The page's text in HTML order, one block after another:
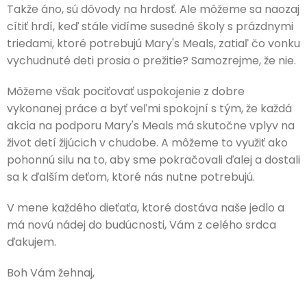
Takže áno, sú dôvody na hrdosť. Ale môžeme sa naozaj
cítiť hrdí, keď stále vidíme susedné školy s prázdnymi
triedami, ktoré potrebujú Mary's Meals, zatiaľ čo vonku
vychudnuté deti prosia o prežitie? Samozrejme, že nie.
Môžeme však pociťovať uspokojenie z dobre
vykonanej práce a byť veľmi spokojní s tým, že každá
akcia na podporu Mary's Meals má skutočne vplyv na
život detí žijúcich v chudobe. A môžeme to využiť ako
pohonnú silu na to, aby sme pokračovali ďalej a dostali
sa k ďalším deťom, ktoré nás nutne potrebujú.
V mene každého dieťaťa, ktoré dostáva naše jedlo a
má novú nádej do budúcnosti, Vám z celého srdca
ďakujem.
Boh Vám žehnaj,